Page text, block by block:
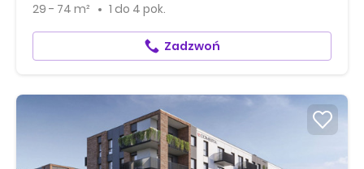
29 - 74 m² 1 do 4 pok.
Zadzwoń